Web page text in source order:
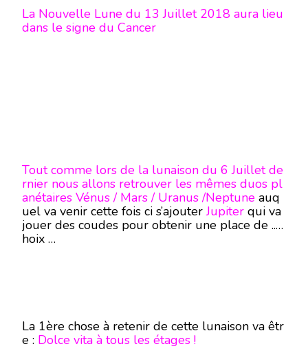
La Nouvelle Lune du 13 Juillet 2018 aura lieu
dans le signe du Cancer
Tout comme lors de la lunaison du 6 Juillet de
rnier nous allons retrouver les mêmes duos pl
anétaires Vénus / Mars / Uranus /Neptune auq
uel va venir cette fois ci s’ajouterJupiter qui va
jouer des coudes pour obtenir une place de ..c
hoix …
La 1ère chose à retenir de cette lunaison va êtr
e : Dolce vita à tous les étages !